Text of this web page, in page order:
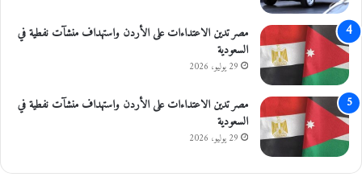
ا
ر
ا
ل
س
ا
ع
ة
مصر تدين الاعتداءات على الأردن واستهداف منشآت نفطية في
السعودية
29 يوليو، 2026
مصر تدين الاعتداءات على الأردن واستهداف منشآت نفطية في
السعودية
29 يوليو، 2026